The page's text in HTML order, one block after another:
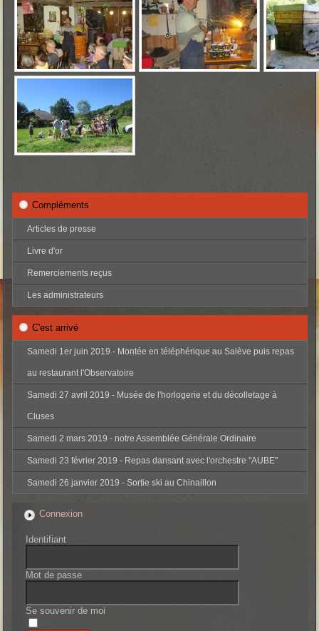
Compléments
Articles de presse
Livre d'or
Remerciements reçus
Les administrateurs
C'est arrivé
Samedi 1er juin 2019 - Montée en téléphérique au Salève puis repas
au restaurant l'Observatoire
Samedi 27 avril 2019 - Musée de l'horlogerie et du décolletage à
Cluses
Samedi 2 mars 2019 - notre Assemblée Générale Ordinaire
Samedi 23 février 2019 - Repas dansant avec l'orchestre "AUBE"
Samedi 26 janvier 2019 - Sortie ski au Chinaillon
Connexion
Identifiant
Mot de passe
Se souvenir de moi